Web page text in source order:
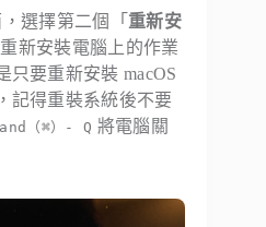
選擇第二個「 重新安
新安裝電腦上的作業
只要重新安裝 macOS
記得重裝系統後不要
（⌘）- Q 將電腦關